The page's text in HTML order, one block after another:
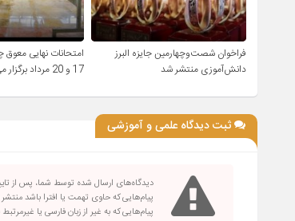
فراخوان شصت‌وچهارمین جایزه البرز
دانش‌آموزی منتشر شد
امتحانات نهایی معوق
17 و 20 مرداد برگزار می‌شود
ثبت دیدگاه علمی و آموزشی
دیدگاه‌های ارسال شده توسط شما، پس از
پیام‌هایی که حاوی تهمت یا افترا باشد
پیام‌هایی که به غیر از زبان فارسی یا